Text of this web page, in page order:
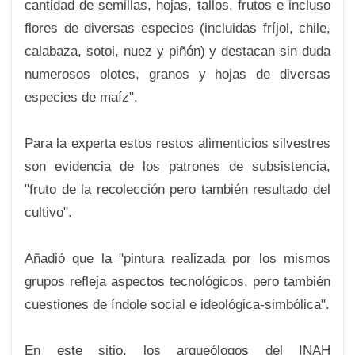
cantidad de semillas, hojas, tallos, frutos e incluso
flores de diversas especies (incluidas fríjol, chile,
calabaza, sotol, nuez y piñón) y destacan sin duda
numerosos olotes, granos y hojas de diversas
especies de maíz".
Para la experta estos restos alimenticios silvestres
son evidencia de los patrones de subsistencia,
"fruto de la recolección pero también resultado del
cultivo".
Añadió que la "pintura realizada por los mismos
grupos refleja aspectos tecnológicos, pero también
cuestiones de índole social e ideológica-simbólica".
En este sitio, los arqueólogos del INAH